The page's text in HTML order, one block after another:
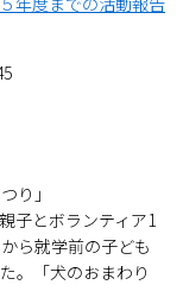
り」
子とボランティア1
ら就学前の子ども
。「犬のおまわり